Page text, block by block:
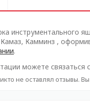
инструментального
Камминз ,
.
можете связаться
не оставлял отзывы.